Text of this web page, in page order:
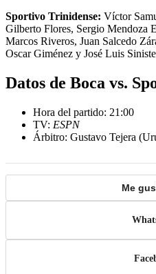
Sportivo Trinidense: Víctor
Gilberto Flores, Sergio Mendoza
Marcos Riveros, Juan Salcedo
Oscar Giménez y José Luis
Datos de Boca vs.
Hora del partido: 21:00
TV: ESPN
Árbitro: Gustavo Tejera
Me